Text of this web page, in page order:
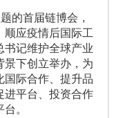
的首届链博会，
应疫情后国际工
记维护全球产业
下创立举办，为
际合作、提升品
进平台、投资合作
。